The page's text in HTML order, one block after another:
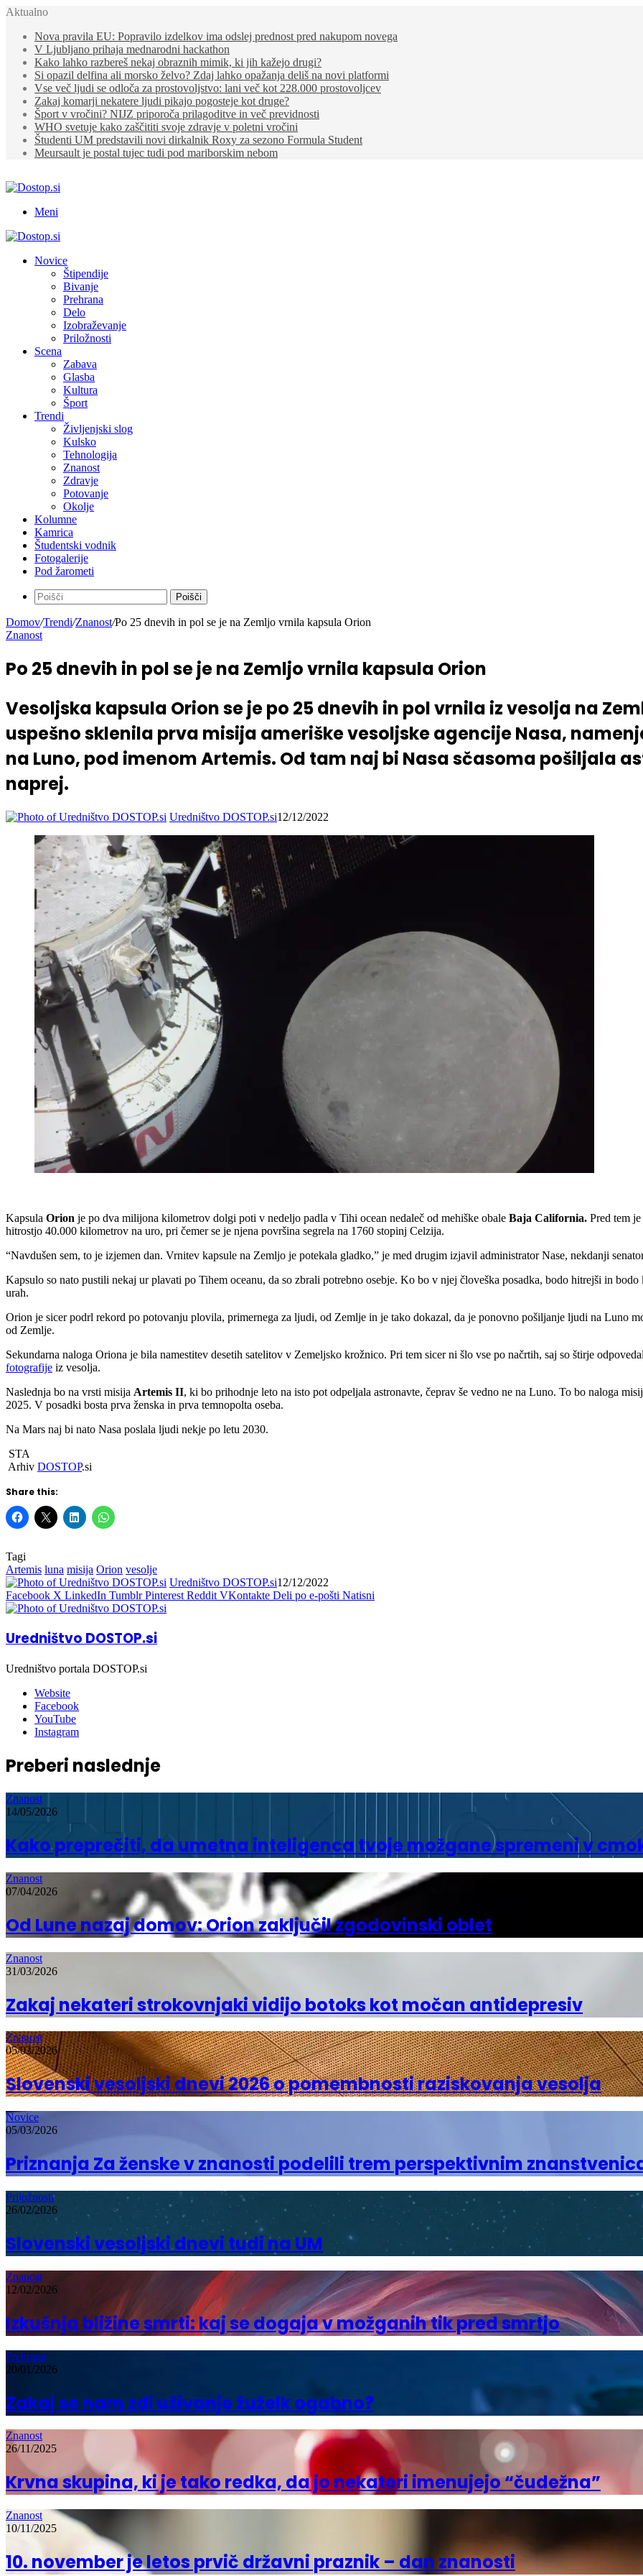
Aktualno
Nova pravila EU: Popravilo izdelkov ima odslej prednost pred nakupom novega
V Ljubljano prihaja mednarodni hackathon
Kako lahko razbereš nekaj obraznih mimik, ki jih kažejo drugi?
Si opazil delfina ali morsko želvo? Zdaj lahko opažanja deliš na novi platformi
Vse več ljudi se odloča za prostovoljstvo: lani več kot 228.000 prostovoljcev
Zakaj komarji nekatere ljudi pikajo pogosteje kot druge?
Šport v vročini? NIJZ priporoča prilagoditve in več previdnosti
WHO svetuje kako zaščititi svoje zdravje v poletni vročini
Študenti UM predstavili novi dirkalnik Roxy za sezono Formula Student
Meursault je postal tujec tudi pod mariborskim nebom
Meni
Novice
Štipendije
Bivanje
Prehrana
Delo
Izobraževanje
Priložnosti
Scena
Zabava
Glasba
Kultura
Šport
Trendi
Življenjski slog
Kulsko
Tehnologija
Znanost
Zdravje
Potovanje
Okolje
Kolumne
Kamrica
Študentski vodnik
Fotogalerije
Pod žarometi
Poišči
Domov/Trendi/Znanost/Po 25 dnevih in pol se je na Zemljo vrnila kapsula Orion
Znanost
Po 25 dnevih in pol se je na Zemljo vrnila kapsula Orion
Vesoljska kapsula Orion se je po 25 dnevih in pol vrnila iz vesolja na
uspešno sklenila prva misija ameriške vesoljske agencije Nasa,
na Luno, pod imenom Artemis. Od tam naj bi Nasa sčasoma pošiljala
naprej.
Uredništvo DOSTOP.si12/12/2022
Kapsula Orion je po dva milijona kilometrov dolgi poti v nedeljo padla v Tihi ocean nedaleč od mehiške obale Baja California. Pred tem
hitrostjo 40.000 kilometrov na uro, pri čemer se je njena površina segrela na 1760 stopinj Celzija.
“Navdušen sem, to je izjemen dan. Vrnitev kapsule na Zemljo je potekala gladko,” je med drugim izjavil administrator Nase, nekdanji
Kapsulo so nato pustili nekaj ur plavati po Tihem oceanu, da so zbrali potrebno osebje. Ko bo v njej človeška posadka, bodo hitrejši in
urah.
Orion je sicer podrl rekord po potovanju plovila, primernega za ljudi, od Zemlje in je tako dokazal, da je ponovno pošiljanje ljudi na Luno
od Zemlje.
Sekundarna naloga Oriona je bila namestitev desetih satelitov v Zemeljsko krožnico. Pri tem sicer ni šlo vse po načrtih, saj so štirje
fotografije iz vesolja.
Naslednja bo na vrsti misija Artemis II, ki bo prihodnje leto na isto pot odpeljala astronavte, čeprav še vedno ne na Luno. To bo naloga
2025. V posadki bosta prva ženska in prva temnopolta oseba.
Na Mars naj bi nato Nasa poslala ljudi nekje po letu 2030.
STA
Arhiv DOSTOP.si
Share this:
Tagi
Artemis luna misija Orion vesolje
Uredništvo DOSTOP.si12/12/2022
Facebook X LinkedIn Tumblr Pinterest Reddit VKontakte Deli po e-pošti Natisni
Uredništvo DOSTOP.si
Uredništvo portala DOSTOP.si
Website
Facebook
YouTube
Instagram
Preberi naslednje
Znanost
14/05/2026
Kako preprečiti, da umetna inteligenca tvoje možgane spremeni v
Znanost
07/04/2026
Od Lune nazaj domov: Orion zaključil zgodovinski oblet
Znanost
31/03/2026
Zakaj nekateri strokovnjaki vidijo botoks kot močan antidepresiv
Znanost
05/03/2026
Slovenski vesoljski dnevi 2026 o pomembnosti raziskovanja vesolja
Novice
05/03/2026
Priznanja Za ženske v znanosti podelili trem perspektivnim
Priložnosti
26/02/2026
Slovenski vesoljski dnevi tudi na UM
Znanost
12/02/2026
Izkušnja bližine smrti: kaj se dogaja v možganih tik pred smrtjo
Prehrana
20/01/2026
Zakaj se nam zdi uživanje žuželk ogabno?
Znanost
26/11/2025
Krvna skupina, ki je tako redka, da jo nekateri imenujejo “čudežna”
Znanost
10/11/2025
10. november je letos prvič državni praznik – dan znanosti